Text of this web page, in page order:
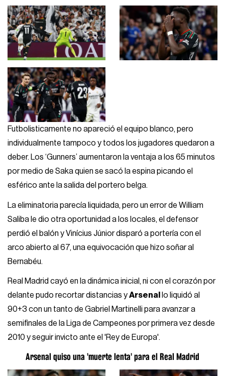
Futbolisticamente no apareció el equipo blanco, pero
individualmente tampoco y todos los jugadores quedaron a
deber. Los ‘Gunners’ aumentaron la ventaja a los 65 minutos
por medio de Saka quien se sacó la espina picando el
esférico ante la salida del portero belga.
La eliminatoria parecía liquidada, pero un error de William
Saliba le dio otra oportunidad a los locales, el defensor
perdió el balón y Vinícius Júnior disparó a portería con el
arco abierto al 67, una equivocación que hizo soñar al
Bernabéu.
Real Madrid cayó en la dinámica inicial, ni con el corazón por
delante pudo recortar distancias yArsenal
lo liquidó al
90+3 con un tanto de Gabriel Martinelli para avanzar a
semifinales de la Liga de Campeones por primera vez desde
2010 y seguir invicto ante el 'Rey de Europa'.
Arsenal quiso una 'muerte lenta' para el Real Madrid